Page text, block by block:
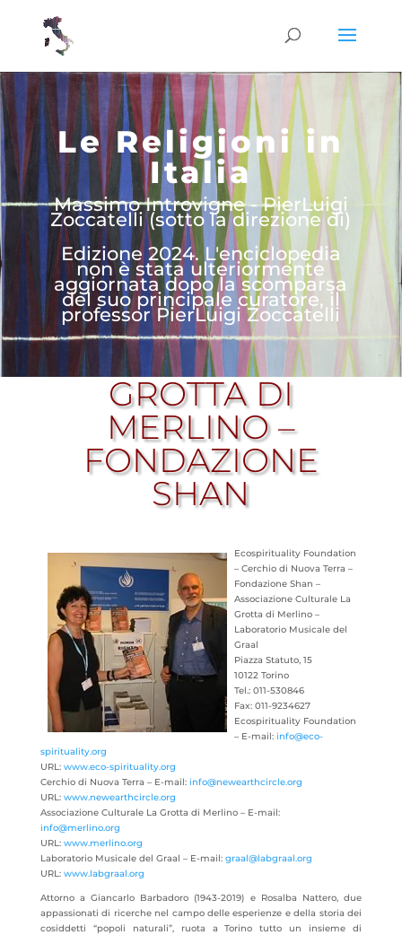
Le Religioni in
Italia
Massimo Introvigne - PierLuigi
Zoccatelli (sotto la direzione di)
Edizione 2024. L'enciclopedia
non è stata ulteriormente
aggiornata dopo la scomparsa
del suo principale curatore, il
professor PierLuigi Zoccatelli
GROTTA DI
MERLINO –
FONDAZIONE
SHAN
Ecospirituality Foundation
– Cerchio di Nuova Terra –
Fondazione Shan –
Associazione Culturale La
Grotta di Merlino –
Laboratorio Musicale del
Graal
Piazza Statuto, 15
10122 Torino
Tel.: 011-530846
Fax: 011-9234627
Ecospirituality Foundation
– E-mail: info@eco-
spirituality.org
URL: www.eco-spirituality.org
Cerchio di Nuova Terra – E-mail: info@newearthcircle.org
URL: www.newearthcircle.org
Associazione Culturale La Grotta di Merlino – E-mail:
info@merlino.org
URL: www.merlino.org
Laboratorio Musicale del Graal – E-mail: graal@labgraal.org
URL: www.labgraal.org
Attorno a Giancarlo Barbadoro (1943-2019) e Rosalba Nattero, due
appassionati di ricerche nel campo delle esperienze e della storia dei
cosiddetti “popoli naturali”, ruota a Torino tutto un insieme di